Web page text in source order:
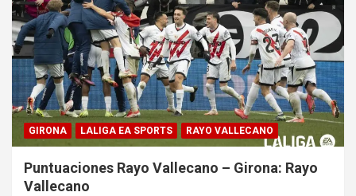
GIRONA LALIGA EA SPORTS RAYO VALLECANO
Puntuaciones Rayo Vallecano – Girona: Rayo
Vallecano